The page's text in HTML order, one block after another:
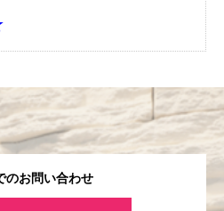
のお問い合わせ